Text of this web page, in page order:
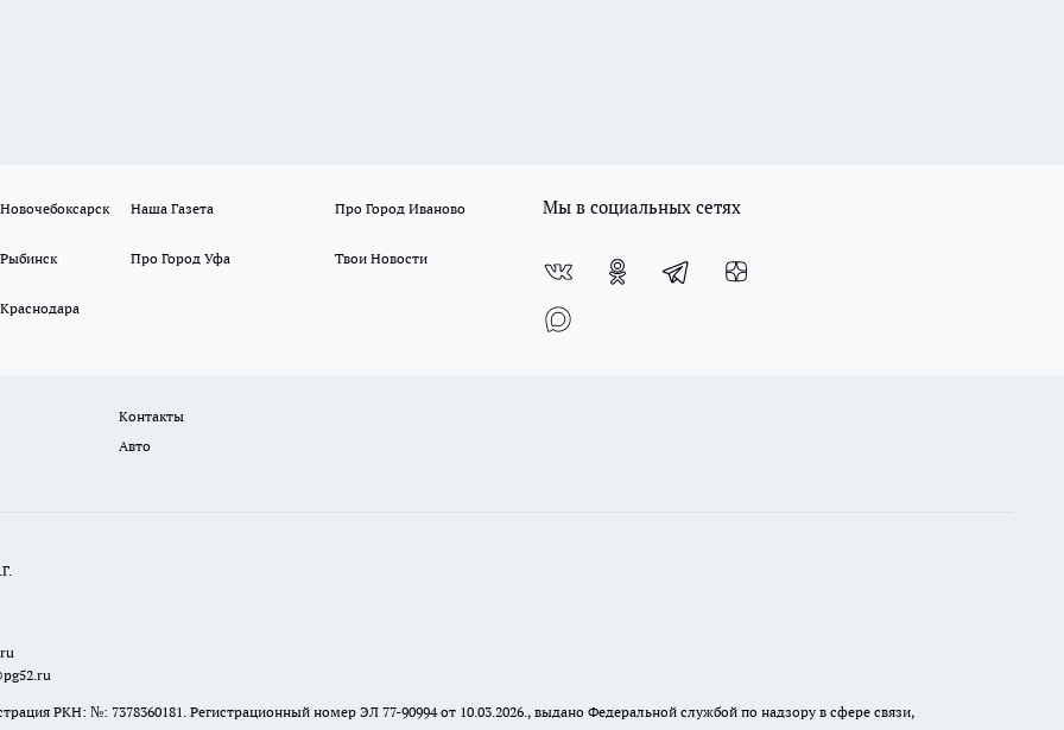
Наша Газета Про Город Иваново
Про Город Уфа Твои Новости
Мы в социальных сетях
Контакты
Авто
РКН: №: 7378360181. Регистрационный номер ЭЛ 77-90994 от 10.03.2026., выдано Федеральной службой по надзору в сфере связи,